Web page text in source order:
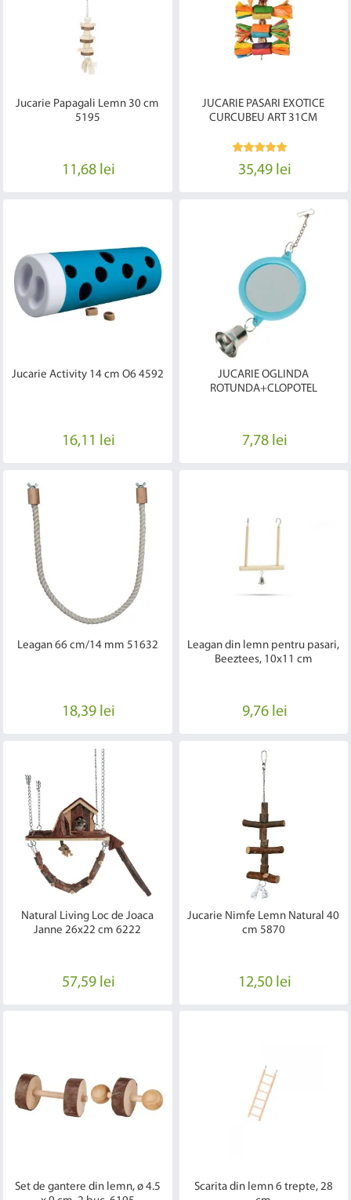
Jucarie Papagali Lemn 30 cm
5195
11,68 lei
JUCARIE PASARI EXOTICE
CURCUBEU ART 31CM
35,49 lei
Jucarie Activity 14 cm O6 4592
16,11 lei
JUCARIE OGLINDA
ROTUNDA+CLOPOTEL
7,78 lei
Leagan 66 cm/14 mm 51632
18,39 lei
Leagan din lemn pentru pasari,
Beeztees, 10x11 cm
9,76 lei
Natural Living Loc de Joaca
Janne 26x22 cm 6222
57,59 lei
Jucarie Nimfe Lemn Natural 40
cm 5870
12,50 lei
Set de gantere din lemn, ø 4.5
Scarita din lemn 6 trepte, 28